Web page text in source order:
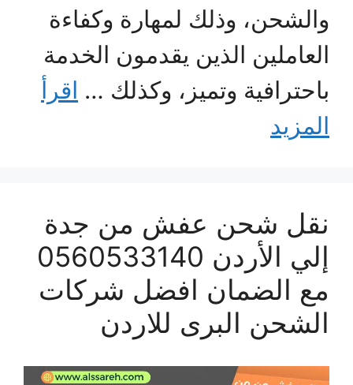
والشحن، وذلك لمهارة وكفاءة
العاملين الذين يقدمون الخدمة
باحترافية وتميز، وكذلك … اقرأ
المزيد
نقل شحن عفش من جدة
إلي الأردن 0560533140
مع الضمان افضل شركات
الشحن البرى للاردن